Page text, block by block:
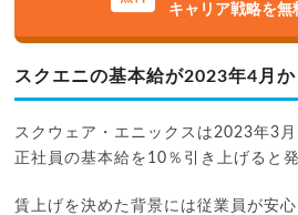
キャリア戦略を無
スクエニの基本給が2023年4月
スクウェア・エニックスは2023年3
正社員の基本給を10％引き上げると
賃上げを決めた背景には従業員が安